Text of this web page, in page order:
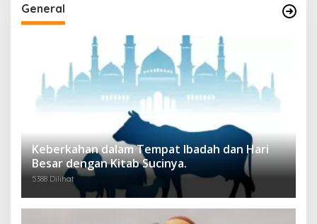
General
Keberkahan dalam Tempat Ibadah dan Hari
Besar dengan Kitab Sucinya.
5388 Dilihat